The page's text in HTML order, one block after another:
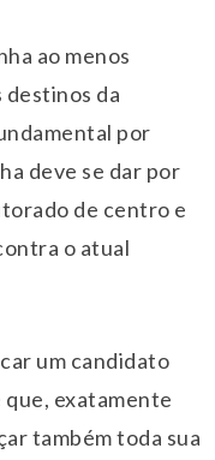
ao menos
destinos da
por
deve se dar por
de centro e
o atual
um candidato
exatamente
também toda sua